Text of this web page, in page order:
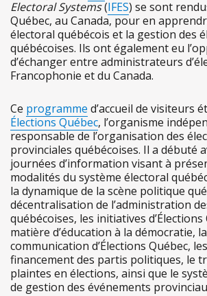
Electoral Systems(IFES) se sont
Québec, au Canada, pour en
électoral québécois et la gestion des
québécoises. Ils ont également eu
d’échanger entre administrateurs
Francophonie et du Canada.
Ce programme d’accueil de visiteurs
Élections Québec, l’organisme
responsable de l’organisation des
provinciales québécoises. Il a débuté
journées d’information visant à
modalités du système électoral
la dynamique de la scène politique
décentralisation de l’administration
québécoises, les initiatives d’Élections
matière d’éducation à la démocratie,
communication d’Élections Québec,
financement des partis politiques, le
plaintes en élections, ainsi que le
de gestion des événements